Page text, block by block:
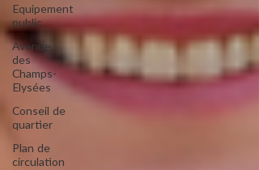
Equipement
public
Avenue
des
Champs-
Elysées
Conseil de
quartier
Plan de
circulation